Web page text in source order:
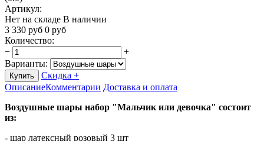
Артикул:
Нет на складе В наличии
3 330 руб 0 руб
Количество:
−
+
Варианты:
Купить
Скидка +
ОписаниеКомментарии Доставка и оплата
Воздушные шары набор "Мальчик или девочка" состоит
из:
- шар латексный розовый 3 шт